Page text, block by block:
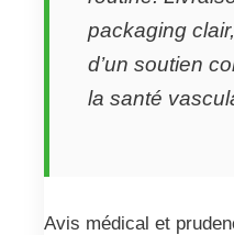
packaging clair,
d’un soutien
la santé
Avis médical et